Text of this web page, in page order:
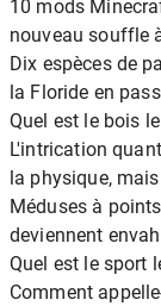
10 mods
nouveau souffle
Dix espèces de
la Floride en
Quel est le bois
L'intrication
la physique,
Méduses à
deviennent
Quel est le sport
Comment